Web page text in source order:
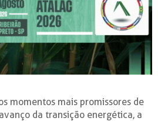
momentos mais promissores de
da transição energética, a